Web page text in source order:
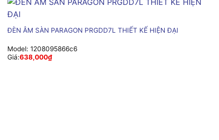
ĐÈN ÂM SÀN PARAGON PRGDD7L THIẾT KẾ HIỆN ĐẠI
Model: 1208095866c6
Giá:638,000₫